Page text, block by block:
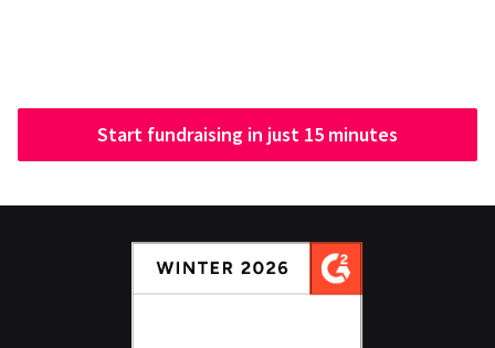
Start fundraising in just 15 minutes